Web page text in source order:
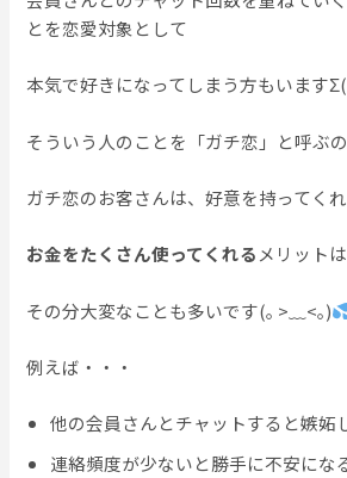
とを恋愛対象として
本気で好きになってしまう方もいますΣ(
そういう人のことを「ガチ恋」と呼ぶの
ガチ恋のお客さんは、好意を持ってく
お金をたくさん使ってくれるメリット
その分大変なことも多いです(｡ >﹏<｡)
例えば・・・
他の会員さんとチャットすると嫉妬
連絡頻度が少ないと勝手に不安にな